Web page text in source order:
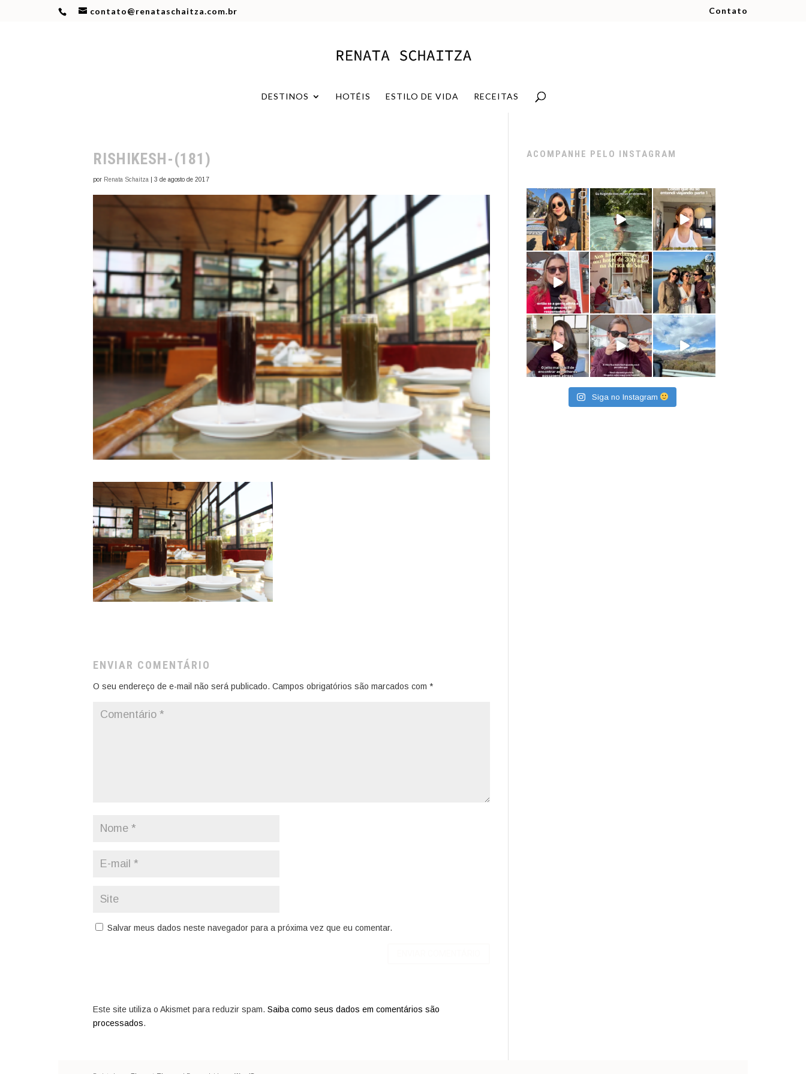
contato@renataschaitza.com.br Contato
DESTINOS HOTÉIS ESTILO DE VIDA RECEITAS
RISHIKESH-(181)
por Renata Schaitza 3 de agosto de 2017
ENVIAR COMENTÁRIO
O seu endereço de e-mail não será publicado. Campos obrigatórios são marcados com *
Salvar meus dados neste navegador para a próxima vez que eu comentar.
Este site utiliza o Akismet para reduzir spam. Saiba como seus dados em comentários são
processados.
ACOMPANHE PELO INSTAGRAM
Siga no Instagram